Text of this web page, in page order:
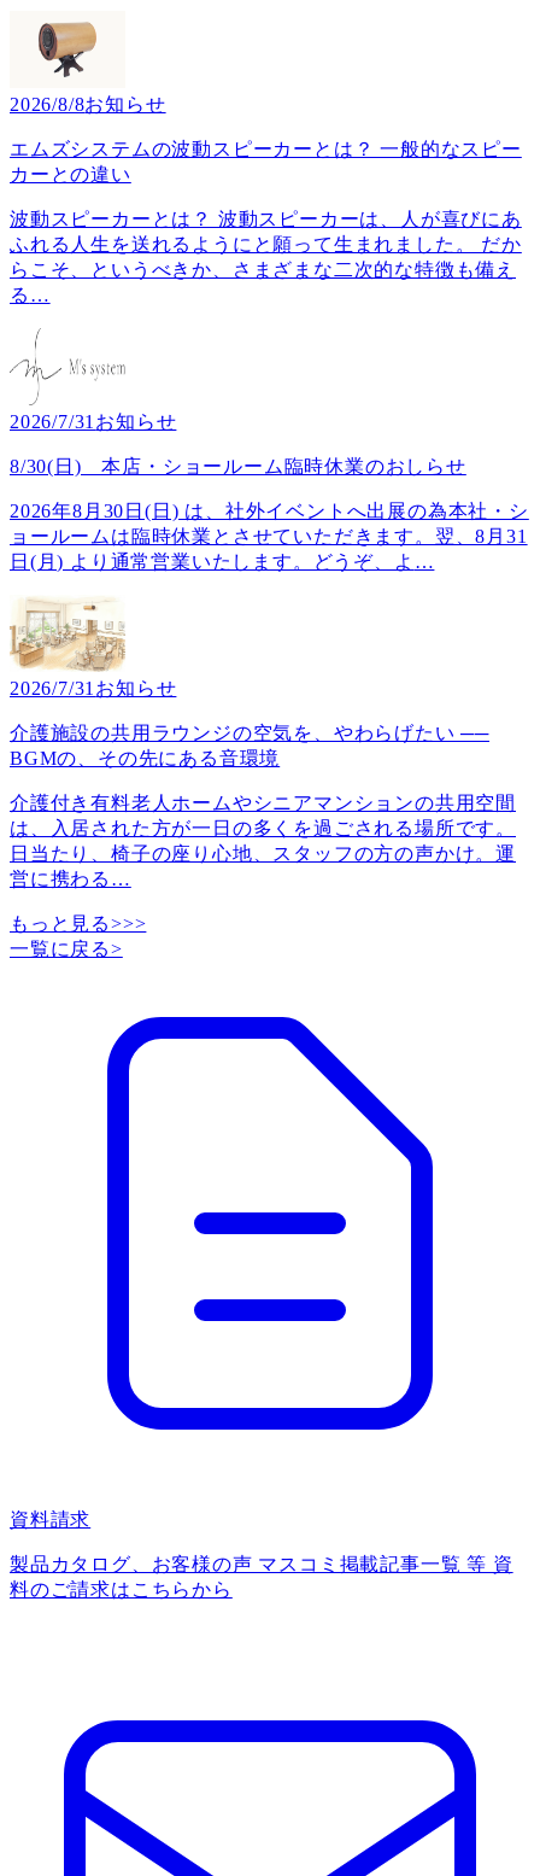
2026/8/8お知らせ
エムズシステムの波動スピーカーとは？ 一般的なスピー
カーとの違い
波動スピーカーとは？ 波動スピーカーは、人が喜びにあ
ふれる人生を送れるようにと願って生まれました。 だか
らこそ、というべきか、さまざまな二次的な特徴も備え
る …
2026/7/31 お知らせ
8/30(日) 本店・ショールーム臨時休業のおしらせ
2026年8月30日(日) は、社外イベントへ出展の為本社・シ
ョールームは臨時休業とさせていただきます。翌、8月31
日(月) より通常営業いたします。どうぞ、よ …
2026/7/31 お知らせ
介護施設の共用ラウンジの空気を、やわらげたい ──
BGMの、その先にある音環境
介護付き有料老人ホームやシニアマンションの共用空間
は、入居された方が一日の多くを過ごされる場所です。
日当たり、椅子の座り心地、スタッフの方の声かけ。運
営に携わる …
もっと見る>>>
一覧に戻る>
資料請求
製品カタログ、お客様の声 マスコミ掲載記事一覧 等 資
料のご請求はこちらから